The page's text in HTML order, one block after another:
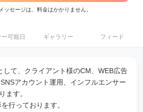
ッセージは、料金はかかりません。
可能日 ギャラリー フィード
して、クライアント様のCM、WEB広告
アカウント運用、インフルエンサー
ます。
行っております。